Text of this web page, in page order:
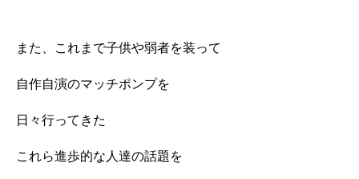
また、これまで子供や弱者を装って
自作自演のマッチポンプを
日々行ってきた
これら進歩的な人達の話題を